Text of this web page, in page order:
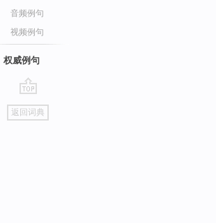
音频例句
视频例句
权威例句
go
top
返回词典